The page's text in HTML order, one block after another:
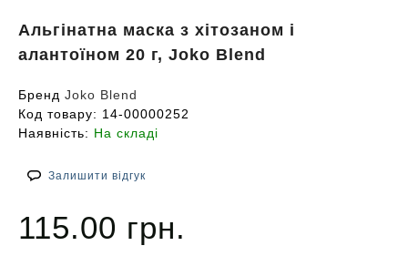
Альгінатна маска з хітозаном і
алантоїном 20 г, Joko Blend
Бренд Joko Blend
Код товару: 14-00000252
Наявність: На складі
Залишити відгук
115.00 грн.